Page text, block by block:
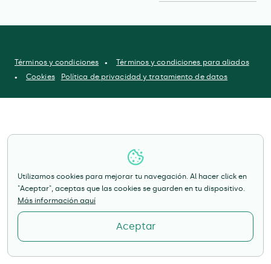
Utilizamos cookies para mejorar tu navegación. Al hacer click en
"Aceptar", aceptas que las cookies se guarden en tu dispositivo.
Más información aquí
Aceptar
Términos y condiciones
Términos y condiciones para aliados
Cookies
Política de privacidad y tratamiento de datos